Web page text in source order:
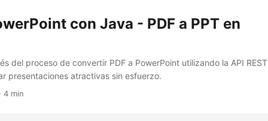
con Java - PDF a PPT en
del proceso de convertir PDF a PowerPoint utilizando la API REST
presentaciones atractivas sin esfuerzo.
4 min